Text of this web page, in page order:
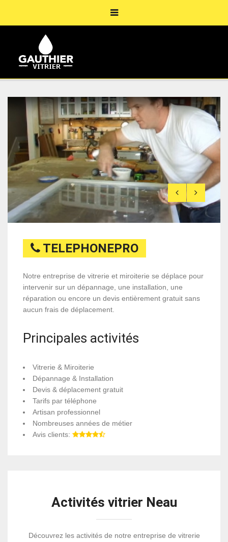
TELEPHONEPRO
Notre entreprise de vitrerie et miroiterie se déplace pour
intervenir sur un dépannage, une installation, une
réparation ou encore un devis entièrement gratuit sans
aucun frais de déplacement.
Principales activités
Vitrerie & Miroiterie
Dépannage & Installation
Devis & déplacement gratuit
Tarifs par téléphone
Artisan professionnel
Nombreuses années de métier
Avis clients:
Activités vitrier Neau
Découvrez les activités de notre entreprise de vitrerie